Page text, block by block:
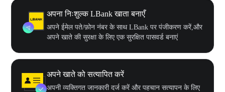
अपना निःशुल्क LBank खाता बनाएँ
अपने ईमेल पते/फ़ोन नंबर के साथ LBank पर पंजीकरण करें,और
अपने खाते की सुरक्षा के लिए एक सुरक्षित पासवर्ड बनाएं
अपने खाते को सत्यापित करें
अपनी व्यक्तिगत जानकारी दर्ज करें और पहचान सत्यापन के लिए